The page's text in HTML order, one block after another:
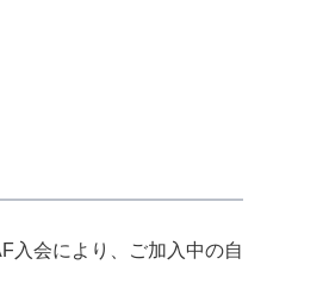
入会により、ご加入中の自